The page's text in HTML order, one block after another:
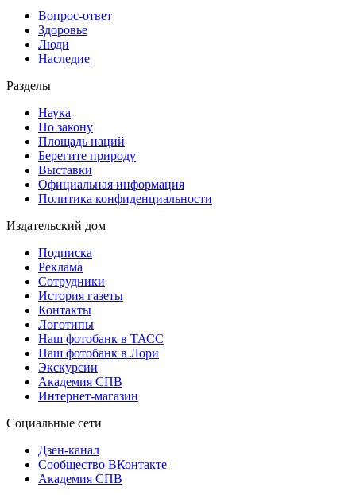
Вопрос-ответ
Здоровье
Люди
Наследие
Разделы
Наука
По закону
Площадь наций
Берегите природу
Выставки
Официальная информация
Политика конфиденциальности
Издательский дом
Подписка
Реклама
Сотрудники
История газеты
Контакты
Логотипы
Наш фотобанк в ТАСС
Наш фотобанк в Лори
Экскурсии
Академия СПВ
Интернет-магазин
Социальные сети
Дзен-канал
Сообщество ВКонтакте
Академия СПВ